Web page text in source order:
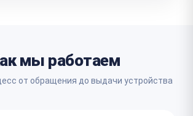
мы работаем
от обращения до выдачи устройства